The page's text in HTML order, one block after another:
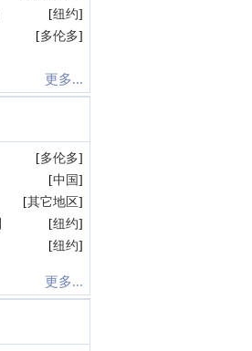
[纽约]
[多伦多]
更多...
[多伦多]
[中国 ]
[其它地区]
[纽约]
[纽约]
更多...